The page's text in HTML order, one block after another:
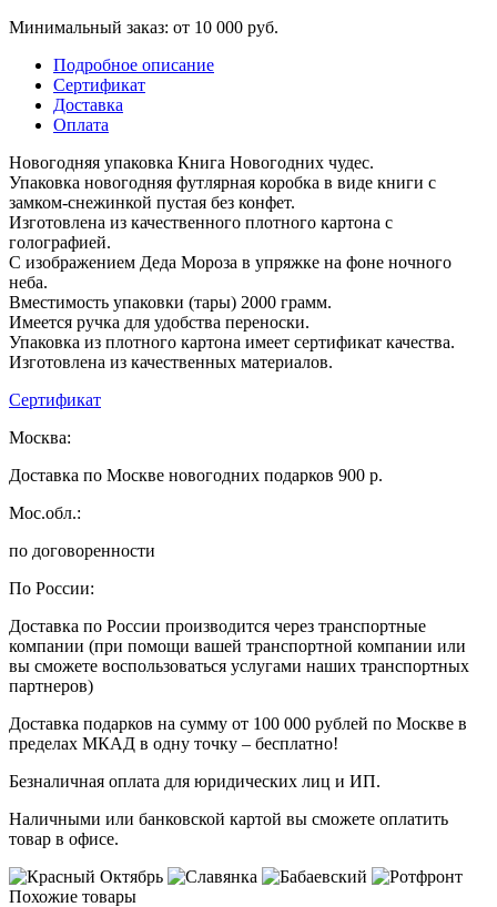
Минимальный заказ: от 10 000 руб.
Подробное описание
Сертификат
Доставка
Оплата
Новогодняя упаковка Книга Новогодних чудес.
Упаковка новогодняя футлярная коробка в виде книги с
замком-снежинкой пустая без конфет.
Изготовлена из качественного плотного картона с
голографией.
С изображением Деда Мороза в упряжке на фоне ночного
неба.
Вместимость упаковки (тары) 2000 грамм.
Имеется ручка для удобства переноски.
Упаковка из плотного картона имеет сертификат качества.
Изготовлена из качественных материалов.
Сертификат
Москва:
Доставка по Москве новогодних подарков 900 р.
Мос.обл.:
по договоренности
По России:
Доставка по России производится через транспортные
компании (при помощи вашей транспортной компании или
вы сможете воспользоваться услугами наших транспортных
партнеров)
Доставка подарков на сумму от 100 000 рублей по Москве в
пределах МКАД в одну точку – бесплатно!
Безналичная оплата для юридических лиц и ИП.
Наличными или банковской картой вы сможете оплатить
товар в офисе.
Похожие товары